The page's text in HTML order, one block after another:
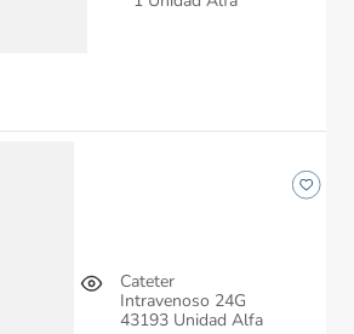
Cateter
Intravenoso 24G
43193 Unidad Alfa